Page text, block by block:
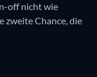
off nicht wie
zweite Chance, die